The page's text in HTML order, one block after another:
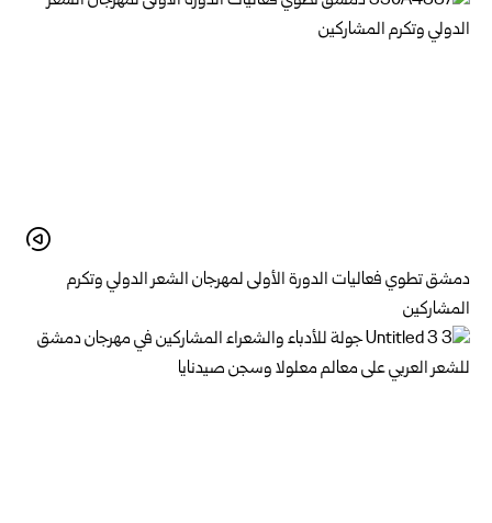
دمشق تطوي فعاليات الدورة الأولى لمهرجان الشعر الدولي وتكرم
المشاركين